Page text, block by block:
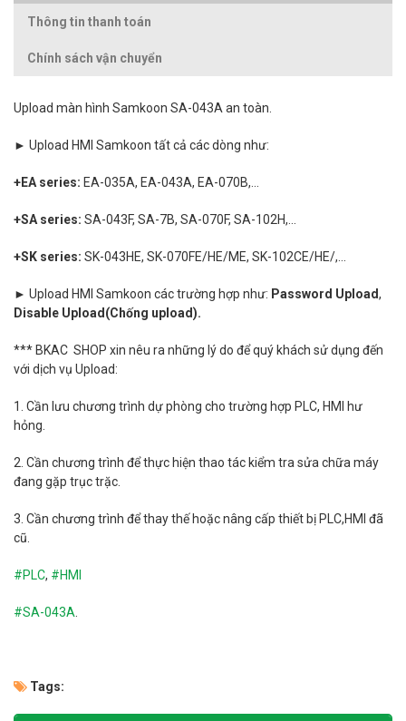
Thông tin thanh toán
Chính sách vận chuyển
Upload màn hình Samkoon SA-043A an toàn.
► Upload HMI Samkoon tất cả các dòng như:
+EA series: EA-035A, EA-043A, EA-070B,...
+SA series: SA-043F, SA-7B, SA-070F, SA-102H,...
+SK series: SK-043HE, SK-070FE/HE/ME, SK-102CE/HE/,...
► Upload HMI Samkoon các trường hợp như: Password Upload,
Disable Upload(Chống upload).
*** BKAC SHOP xin nêu ra những lý do để quý khách sử dụng đến
với dịch vụ Upload:
1. Cần lưu chương trình dự phòng cho trường hợp PLC, HMI hư
hỏng.
2. Cần chương trình để thực hiện thao tác kiểm tra sửa chữa máy
đang gặp trục trặc.
3. Cần chương trình để thay thế hoặc nâng cấp thiết bị PLC,HMI đã
cũ.
#PLC, #HMI
#SA-043A
Tags: